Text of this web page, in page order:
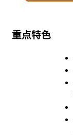
重点特色